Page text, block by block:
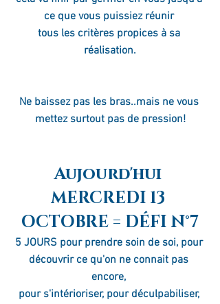
ce que vous puissiez réunir
tous les critères propices à sa
réalisation.
Ne baissez pas les bras..mais ne vous
mettez surtout pas de pression!
Aujourd'hui
MERCREDI 13
OCTOBRE = DÉFI N°7
5 JOURS pour prendre soin de soi, pour
découvrir ce qu'on ne connait pas
encore,
pour s'intérioriser, pour déculpabiliser,